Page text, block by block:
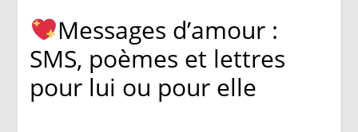
Messages d’amour :
SMS, poèmes et lettres
pour lui ou pour elle